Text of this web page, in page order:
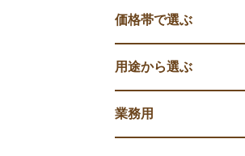
価格帯で選ぶ
用途から選ぶ
業務用